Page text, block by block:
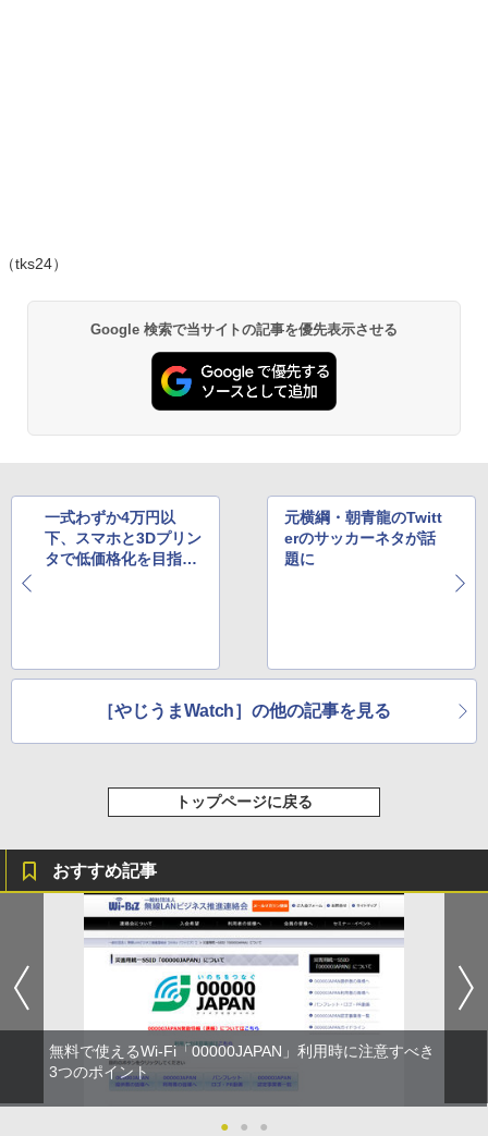
（tks24）
Google 検索で当サイトの記事を優先表示させる
一式わずか4万円以
下、スマホと3Dプリン
タで低価格化を目指し
元横綱・朝青龍のTwitt
erのサッカーネタが話
題に
［やじうまWatch］の他の記事を見る
トップページに戻る
おすすめ記事
無料で使えるWi-Fi「00000JAPAN」利用時に注意すべき
3つのポイント
● ● ●